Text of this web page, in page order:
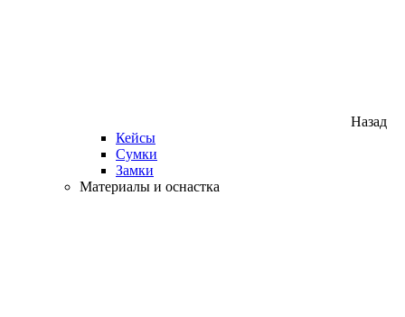
Назад
Кейсы
Сумки
Замки
Материалы и оснастка